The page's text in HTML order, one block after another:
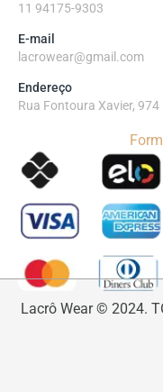
11 94175-9303
E-mail
lacrowear@gmail.com
Endereço
Rua Fontoura Xavier,
Lacrô Wear © 2024.